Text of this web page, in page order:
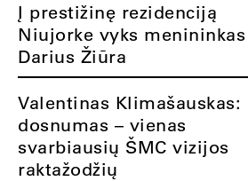
Į prestižinę rezidenciją
Niujorke vyks menininkas
Darius Žiūra
Valentinas Klimašauskas:
dosnumas – vienas
svarbiausių ŠMC vizijos
raktažodžių